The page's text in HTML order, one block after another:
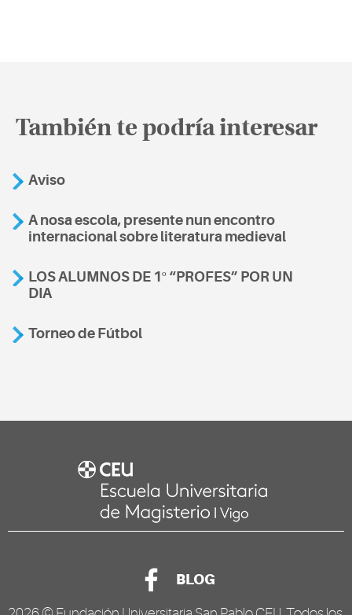
También te podría interesar
Aviso
A nosa escola, presente nun encontro
internacional sobre literatura medieval
LOS ALUMNOS DE 1º “PROFES” POR UN
DIA
Torneo de Fútbol
BLOG